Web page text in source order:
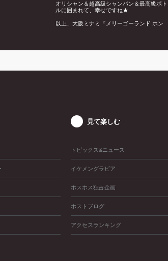
オリシャン＆超高級シャンパン＆最高級ボト
ルに囲まれて、幸せですね★
以上、大阪ミナミ『メリーゴーランド ホン
見て楽しむ
トピックス&ニュース
イケメングラビア
ホスホス独占企画
ホストブログ
アクセスランキング